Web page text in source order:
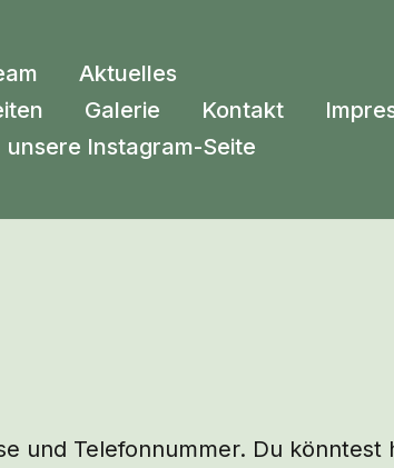
Aktuelles
Galerie Kontakt
unsere Instagram-Seite
und Telefonnummer. Du könntest